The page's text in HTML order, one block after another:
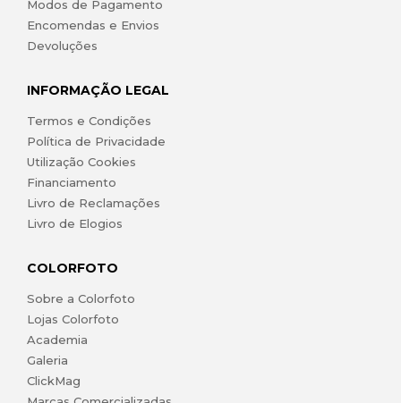
Modos de Pagamento
Encomendas e Envios
Devoluções
INFORMAÇÃO LEGAL
Termos e Condições
Política de Privacidade
Utilização Cookies
Financiamento
Livro de Reclamações
Livro de Elogios
COLORFOTO
Sobre a Colorfoto
Lojas Colorfoto
Academia
Galeria
ClickMag